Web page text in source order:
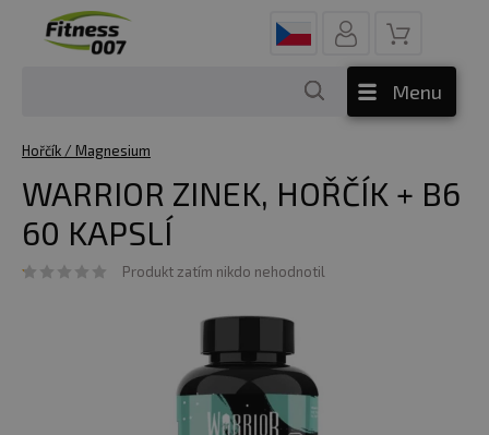
Menu
Hořčík / Magnesium
WARRIOR ZINEK, HOŘČÍK + B6
60 KAPSLÍ
Produkt zatím nikdo nehodnotil